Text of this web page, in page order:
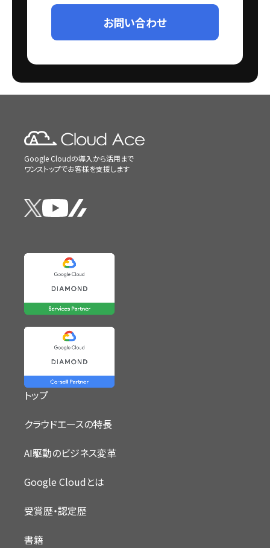
お問い合わせ
Google Cloudの導入から活用まで
ワンストップでお客様を支援します
トップ
クラウドエースの特長
AI駆動のビジネス変革
Google Cloudとは
受賞歴・認定歴
書籍